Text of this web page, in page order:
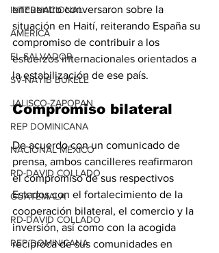
INTERNACIONAL
AMÉRICA
EL SALVADOR
SV-NAYIB BUKELE
JALISCO-ZAPOPAN
REP DOMINICANA
NACIONAL MÉXICO
RD-DAVID COLLADO
GUATEMALA
RD-DAVID COLLADO
REP DOMINICANA
encuentro conversaron sobre la
situación en Haití, reiterando España su
compromiso de contribuir a los
esfuerzos internacionales orientados a
la estabilización de ese país.
Compromiso bilateral
De acuerdo con un comunicado de
prensa, ambos cancilleres reafirmaron
el compromiso de sus respectivos
Estados con el fortalecimiento de la
cooperación bilateral, el comercio y la
inversión, así como con la acogida
recíproca de sus comunidades en